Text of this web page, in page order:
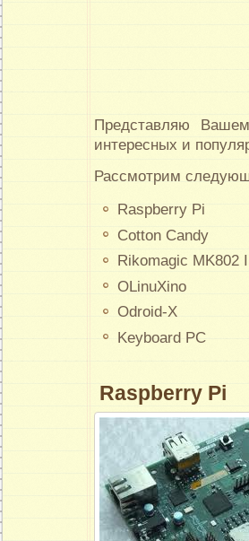
Представляю
интересных и
Рассмотрим
Raspberry Pi
Cotton Candy
Rikomagic MK802 II
OLinuXino
Odroid-X
Keyboard PC
Raspberry Pi